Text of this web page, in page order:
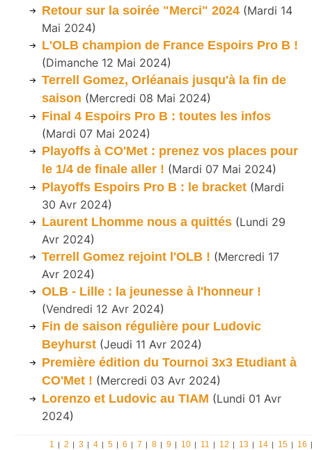
Retour sur la soirée "Merci" 2024 (Mardi 14
Mai 2024)
L'OLB champion de France Espoirs Pro B !
(Dimanche 12 Mai 2024)
Terrell Gomez, Orléanais jusqu'à la fin de
saison (Mercredi 08 Mai 2024)
Final 4 Espoirs Pro B : toutes les infos
(Mardi 07 Mai 2024)
Playoffs à CO'Met : prenez vos places pour
le 1/4 de finale aller ! (Mardi 07 Mai 2024)
Playoffs Espoirs Pro B : le bracket (Mardi
30 Avr 2024)
Laurent Lhomme nous a quittés (Lundi 29
Avr 2024)
Terrell Gomez rejoint l'OLB ! (Mercredi 17
Avr 2024)
OLB - Lille : la jeunesse à l'honneur !
(Vendredi 12 Avr 2024)
Fin de saison régulière pour Ludovic
Beyhurst (Jeudi 11 Avr 2024)
Première édition du Tournoi 3x3 Etudiant à
CO'Met ! (Mercredi 03 Avr 2024)
Lorenzo et Ludovic au TIAM (Lundi 01 Avr
2024)
1 2 3 4 5 6 7 8 9 10 11 12 13 14 15
16